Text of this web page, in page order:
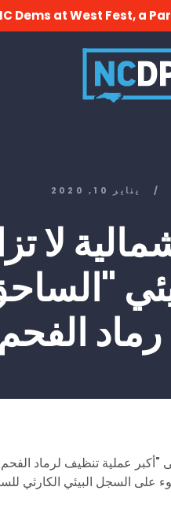
Dems at West Fest, a
يناير 10, 2020 /
لا
الفحم
عملية تنظيف لرماد الفحم
على السجل البيئي الكارثي